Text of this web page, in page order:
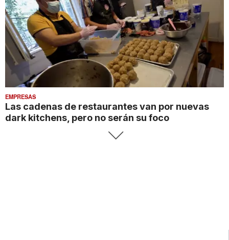
EMPRESAS
Las cadenas de restaurantes van por nuevas
dark kitchens, pero no serán su foco